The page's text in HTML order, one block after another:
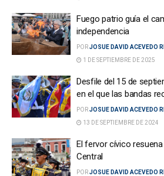
Fuego patrio guía el
independencia
PORJOSUE DAVID ACEVEDO
1 DE SEPTIEMBRE DE 2025
Desfile del 15 de
en el que las bandas
PORJOSUE DAVID ACEVEDO
13 DE SEPTIEMBRE DE 2024
El fervor cívico
Central
PORJOSUE DAVID ACEVEDO